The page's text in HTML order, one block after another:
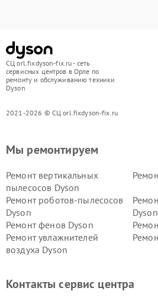
СЦ orl.fixdyson-fix.ru - сеть
сервисных центров в Орле по
ремонту и обслуживанию техники
Dyson
2021-2026 © СЦ orl.fixdyson-fix.ru
Мы ремонтируем
Ремонт вертикальных
пылесосов Dyson
Ремонт роботов-пылесосов
Dyson
Dyson
Ремонт фенов Dyson
Ремонт увлажнителей
воздуха Dyson
Контакты сервис центра